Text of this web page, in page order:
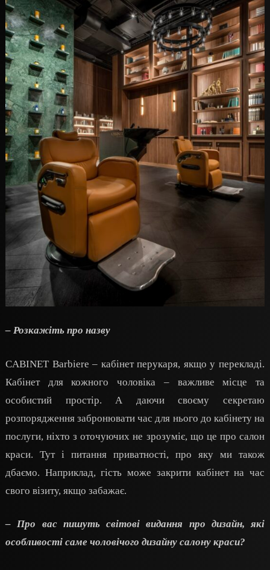
– Розкажіть про назву
CABINET Barbiere – кабінет перукаря, якщо у перекладі.
Кабінет для кожного чоловіка – важливе місце та
особистий простір. А даючи своєму секретаю
розпорядження забронювати час для нього до кабінету на
послуги, ніхто з оточуючих не зрозуміє, що це про салон
краси. Тут і питання приватності, про яку ми також
дбаємо. Наприклад, гість може закрити кабінет на час
свого візиту, якщо забажає.
– Про вас пишуть світові видання про дизайн, які
особливості саме чоловічого дизайну салону краси?